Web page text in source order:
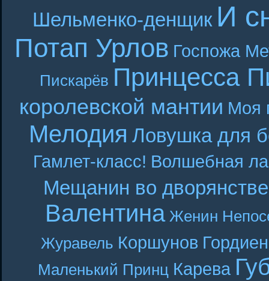
Шельменко-денщик И
Потап Урлов Госпожа
Пискарёв Принцесса
королевской мантии Моя
Мелодия Ловушка для
Гамлет-класс! Волшебная
Мещанин во дворянстве
Валентина Женин
Журавель Коршунов
Маленький Принц Карева